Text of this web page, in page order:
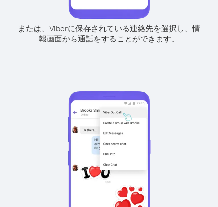
または、Viberに保存されている連絡先を選択し、情
報画面から通話をすることができます。